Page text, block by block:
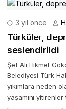
3 yıl önce
Türküler,
seslendirildi
Şef Ali Hikmet
Belediyesi Türk
yıkımlara neden
yaşamını yitirenler